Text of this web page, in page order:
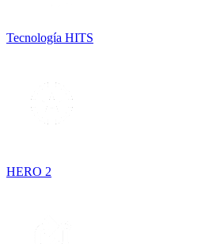
Tecnología HITS
HERO 2